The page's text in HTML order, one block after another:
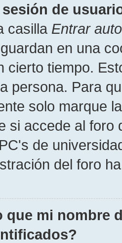
de
casilla Entrar
en una
cierto tiempo.
persona. Para
solo marque
si accede al foro
de
del foro
que mi nombre